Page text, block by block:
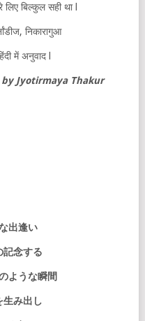
बिल्कुल सही था l
निकारागुआ
में अनुवाद l
Jyotirmaya Thakur
出逢い
記念する
ような瞬間
生み出し